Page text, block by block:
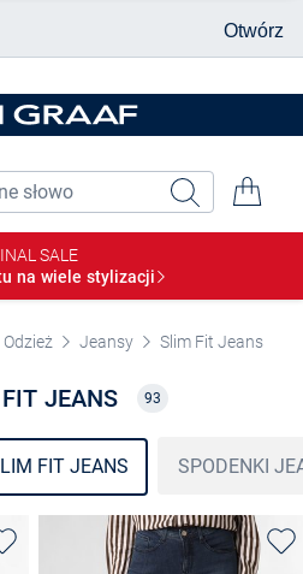
SALE
na wiele stylizacji
Odzież Jeansy Slim Fit Jeans
JEANS 93
FIT JEANS SPODENKI
Otwórz